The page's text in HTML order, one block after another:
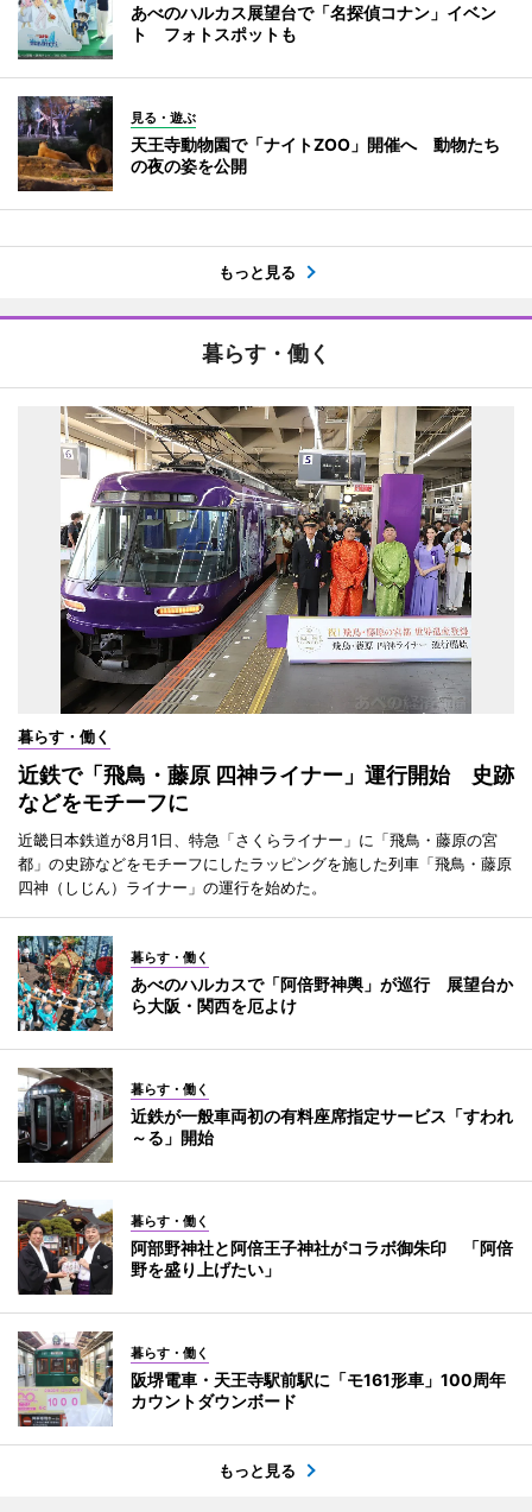
あべのハルカス展望台で「名探偵コナン」イベン
ト フォトスポットも
見る・遊ぶ
天王寺動物園で「ナイトZOO」開催へ 動物たち
の夜の姿を公開
もっと見る
暮らす・働く
暮らす・働く
近鉄で「飛鳥・藤原 四神ライナー」運行開始 史跡
などをモチーフに
近畿日本鉄道が8月1日、特急「さくらライナー」に「飛鳥・藤原の宮
都」の史跡などをモチーフにしたラッピングを施した列車「飛鳥・藤原
四神（しじん）ライナー」の運行を始めた。
暮らす・働く
あべのハルカスで「阿倍野神輿」が巡行 展望台か
ら大阪・関西を厄よけ
暮らす・働く
近鉄が一般車両初の有料座席指定サービス「すわれ
～る」開始
暮らす・働く
阿部野神社と阿倍王子神社がコラボ御朱印 「阿倍
野を盛り上げたい」
暮らす・働く
阪堺電車・天王寺駅前駅に「モ161形車」100周年
カウントダウンボード
もっと見る